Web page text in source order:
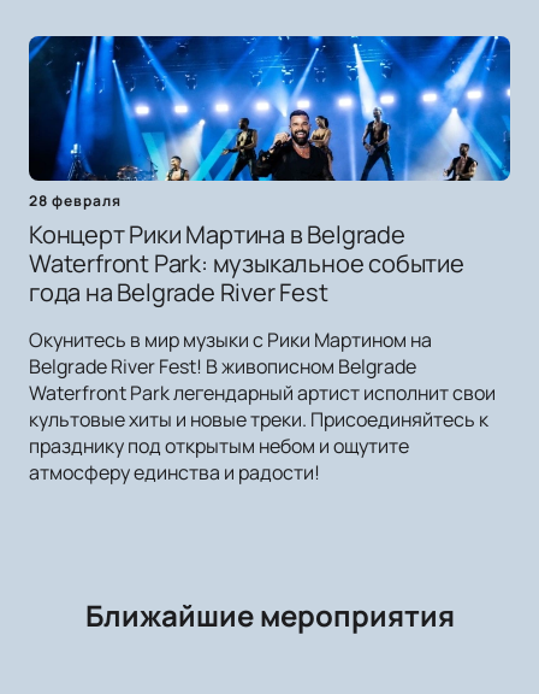
28 февраля
Концерт Рики Мартина в Belgrade
Waterfront Park: музыкальное событие
года на Belgrade River Fest
Окунитесь в мир музыки с Рики Мартином на
Belgrade River Fest! В живописном Belgrade
Waterfront Park легендарный артист исполнит свои
культовые хиты и новые треки. Присоединяйтесь к
празднику под открытым небом и ощутите
атмосферу единства и радости!
Ближайшие мероприятия